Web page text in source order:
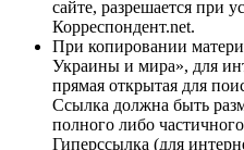
сайте, разрешается при
Корреспондент.net.
При копировании
Украины и мира», для
прямая открытая для
Ссылка должна быть
полного либо
Гиперссылка (для